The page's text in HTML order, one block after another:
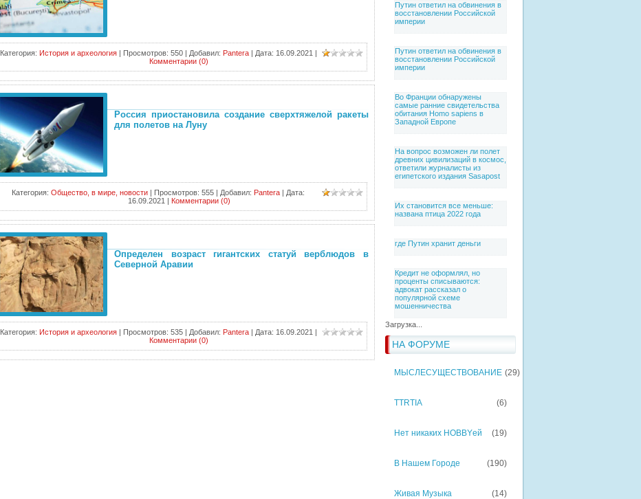
Путин ответил на обвинения в
восстановлении Российской
империи
Путин ответил на обвинения в
восстановлении Российской
империи
Во Франции обнаружены
самые ранние свидетельства
обитания Homo sapiens в
Западной Европе
На вопрос возможен ли полет
древних цивилизаций в космос,
ответили журналисты из
египетского издания Sasapost
Их становится все меньше:
названа птица 2022 года
где Путин хранит деньги
Кредит не оформлял, но
проценты списываются:
адвокат рассказал о
популярной схеме
мошенничества
Загрузка...
НА ФОРУМЕ
МЫСЛЕСУЩЕСТВОВАНИЕ (29)
TTRTIA (6)
Нет никаких HOBBYей (19)
В Нашем Городе (190)
Живая Музыка (14)
Категория: История и археология| Просмотров: 550 | Добавил: Pantera| Дата: 16.09.2021 |
Комментарии (0)
Россия приостановила создание сверхтяжелой ракеты
для полетов на Луну
Категория: Общество, в мире, новости | Просмотров: 555 | Добавил: Pantera | Дата:
16.09.2021 | Комментарии (0)
Определен возраст гигантских статуй верблюдов в
Северной Аравии
Категория: История и археология| Просмотров: 535 | Добавил: Pantera| Дата: 16.09.2021 |
Комментарии (0)